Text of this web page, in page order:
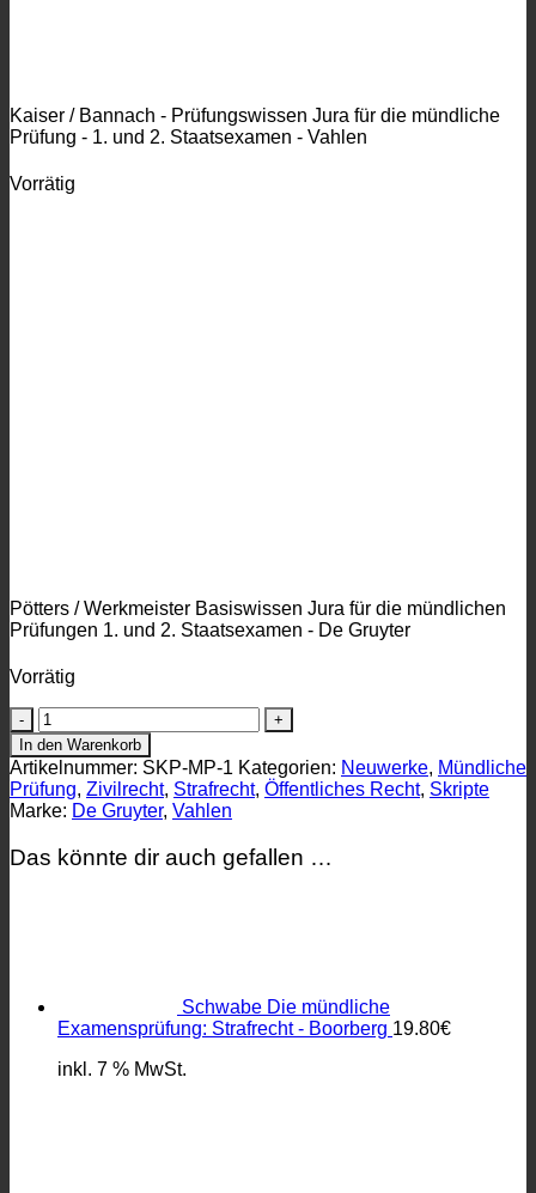
Kaiser / Bannach - Prüfungswissen Jura für die mündliche
Prüfung - 1. und 2. Staatsexamen - Vahlen
Vorrätig
Pötters / Werkmeister Basiswissen Jura für die mündlichen
Prüfungen 1. und 2. Staatsexamen - De Gruyter
Vorrätig
Skript-
Paket
für
deine
mündliche
Prüfung
(Erstes
Staatsexamen)
In den Warenkorb
Artikelnummer: SKP-MP-1 Kategorien: Neuwerke, Mündliche
Prüfung, Zivilrecht, Strafrecht, Öffentliches Recht, Skripte
Marke: De Gruyter, Vahlen
Das könnte dir auch gefallen …
Schwabe Die mündliche
Examensprüfung: Strafrecht - Boorberg 19.80€
inkl. 7 % MwSt.